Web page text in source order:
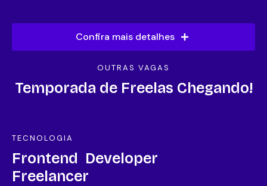
Confira mais detalhes
OUTRAS VAGAS
Temporada de Freelas Chegando!
TECNOLOGIA
Frontend Developer
Freelancer